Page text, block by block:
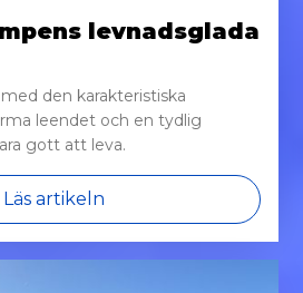
levnadsglada
den karakteristiska
leendet och en tydlig
gott att leva.
Läs artikeln